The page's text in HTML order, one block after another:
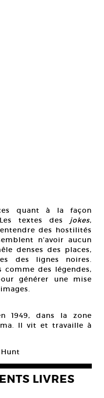
quant à la façon
textes des jokes,
des hostilités
n’avoir aucun
denses des places,
des lignes noires.
des légendes,
générer une mise
1949, dans la zone
Il vit et travaille à
LIVRES